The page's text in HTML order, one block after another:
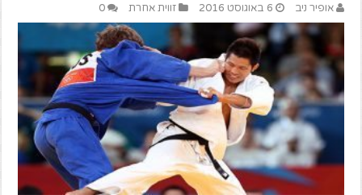
אופיר ניב 6 באוגוסט 2016 זווית אחרת 0